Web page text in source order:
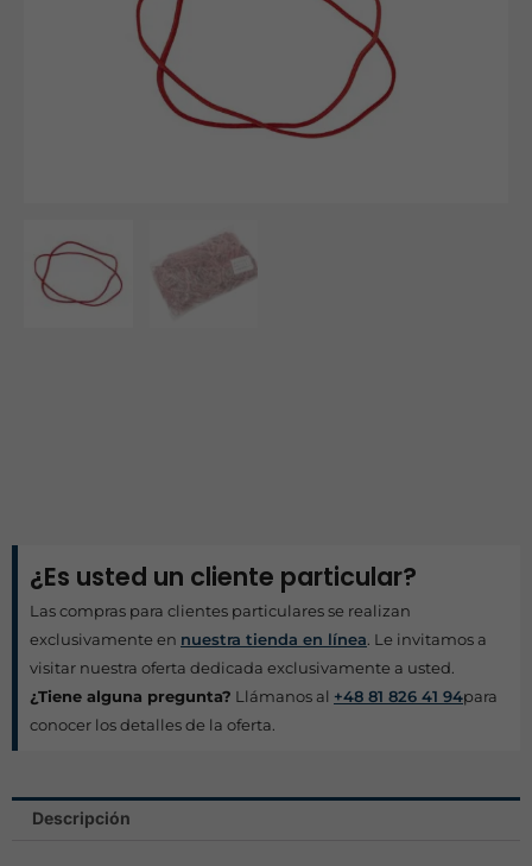
¿Es usted un cliente particular?
Las compras para clientes particulares se realizan
exclusivamente en nuestra tienda en línea. Le invitamos a
visitar nuestra oferta dedicada exclusivamente a usted.
¿Tiene alguna pregunta? Llámanos al +48 81 826 41 94para
conocer los detalles de la oferta.
Descripción